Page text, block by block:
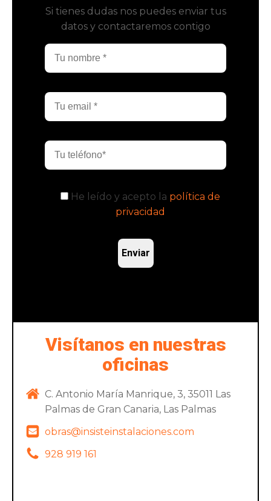
Visítanos en nuestras
oficinas
C. Antonio María Manrique, 3, 35011 Las
Palmas de Gran Canaria, Las Palmas
obras@insisteinstalaciones.com
928 919 161
Si tienes dudas nos puedes enviar tus
datos y contactaremos contigo
He leído y acepto la política de
privacidad
Alternative: